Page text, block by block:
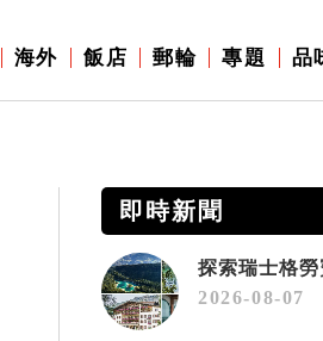
海外 飯店 郵輪 專題 品
即時新聞
2026-08-07